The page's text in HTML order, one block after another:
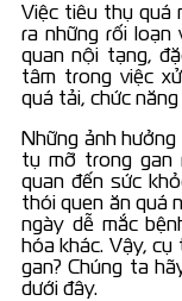
Việc tiêu thụ quá
ra những rối loạn
quan nội tạng,
tâm trong việc
quá tải, chức
Những ảnh
tụ mỡ trong gan
quan đến sức
thói quen ăn quá
ngày dễ mắc
hóa khác. Vậy,
gan? Chúng ta
dưới đây.